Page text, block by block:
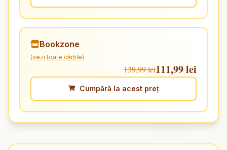
Bookzone
(vezi toate cărțile)
139,99 lei111,99 lei
Cumpără la acest preț